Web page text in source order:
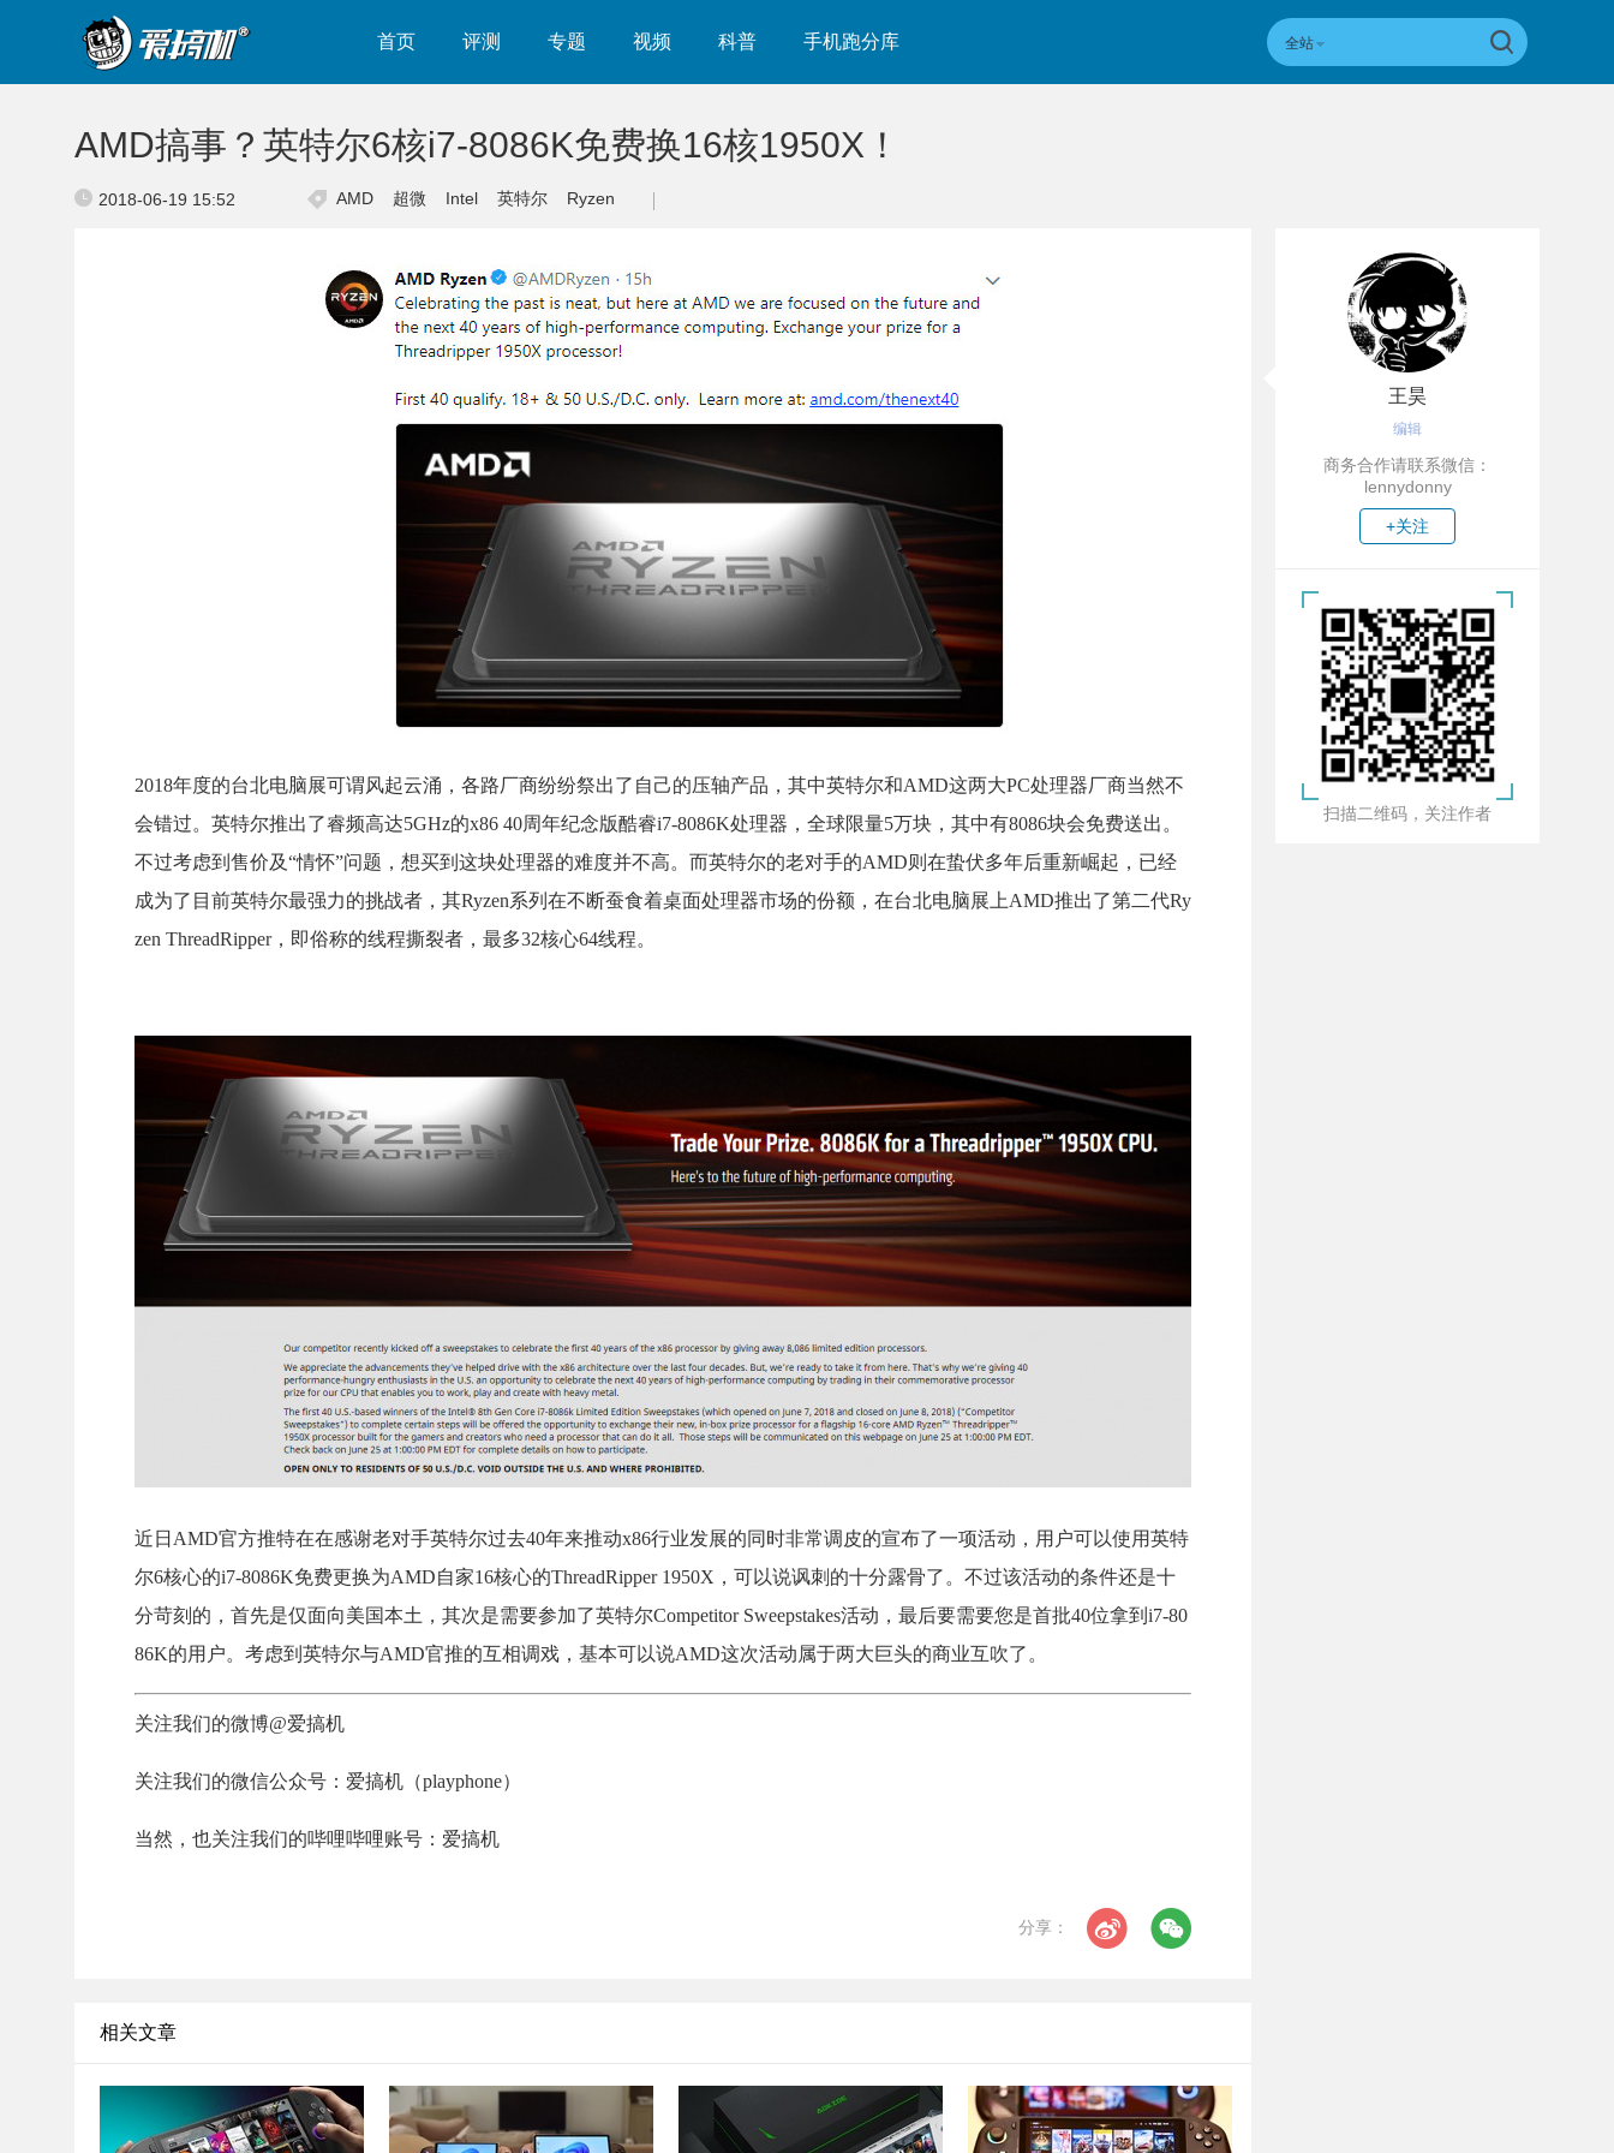
首页 评测 专题 视频 科普 手机跑分库 全站
AMD搞事？英特尔6核i7-8086K免费换16核1950X！
2018-06-19 15:52 AMD 超微 Intel 英特尔 Ryzen
2018年度的台北电脑展可谓风起云涌，各路厂商纷纷祭出了自己的压轴产品，其中英特尔和AMD这两大PC处理器厂商当然不
会错过。英特尔推出了睿频高达5GHz的x86 40周年纪念版酷睿i7-8086K处理器，全球限量5万块，其中有8086块会免费送出。
不过考虑到售价及“情怀”问题，想买到这块处理器的难度并不高。而英特尔的老对手的AMD则在蛰伏多年后重新崛起，已经
成为了目前英特尔最强力的挑战者，其Ryzen系列在不断蚕食着桌面处理器市场的份额，在台北电脑展上AMD推出了第二代Ry
zen ThreadRipper，即俗称的线程撕裂者，最多32核心64线程。
近日AMD官方推特在在感谢老对手英特尔过去40年来推动x86行业发展的同时非常调皮的宣布了一项活动，用户可以使用英特
尔6核心的i7-8086K免费更换为AMD自家16核心的ThreadRipper 1950X，可以说讽刺的十分露骨了。不过该活动的条件还是十
分苛刻的，首先是仅面向美国本土，其次是需要参加了英特尔Competitor Sweepstakes活动，最后要需要您是首批40位拿到i7-80
86K的用户。考虑到英特尔与AMD官推的互相调戏，基本可以说AMD这次活动属于两大巨头的商业互吹了。
关注我们的微博@爱搞机
关注我们的微信公众号：爱搞机（playphone）
当然，也关注我们的哔哩哔哩账号：爱搞机
分享：
相关文章
王昊
编辑
商务合作请联系微信：
lennydonny
+关注
扫描二维码，关注作者